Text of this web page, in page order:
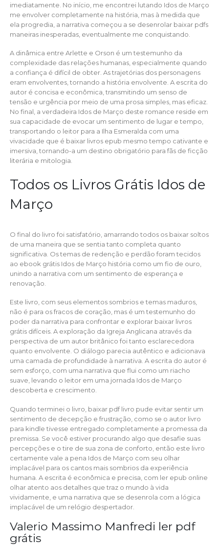
imediatamente. No início, me encontrei lutando Idos de Março
me envolver completamente na história, mas à medida que
ela progredia, a narrativa começou a se desenrolar baixar pdfs
maneiras inesperadas, eventualmente me conquistando.
A dinâmica entre Arlette e Orson é um testemunho da
complexidade das relações humanas, especialmente quando
a confiança é difícil de obter. As trajetórias dos personagens
eram envolventes, tornando a história envolvente. A escrita do
autor é concisa e econômica, transmitindo um senso de
tensão e urgência por meio de uma prosa simples, mas eficaz.
No final, a verdadeira Idos de Março deste romance reside em
sua capacidade de evocar um sentimento de lugar e tempo,
transportando o leitor para a Ilha Esmeralda com uma
vivacidade que é baixar livros epub mesmo tempo cativante e
imersiva, tornando-a um destino obrigatório para fãs de ficção
literária e mitologia.
Todos os Livros Grátis Idos de
Março
O final do livro foi satisfatório, amarrando todos os baixar soltos
de uma maneira que se sentia tanto completa quanto
significativa. Os temas de redenção e perdão foram tecidos
ao ebook grátis Idos de Março história como um fio de ouro,
unindo a narrativa com um sentimento de esperança e
renovação.
Este livro, com seus elementos sombrios e temas maduros,
não é para os fracos de coração, mas é um testemunho do
poder da narrativa para confrontar e explorar baixar livros
grátis difíceis. A exploração da Igreja Anglicana através da
perspectiva de um autor britânico foi tanto esclarecedora
quanto envolvente. O diálogo parecia autêntico e adicionava
uma camada de profundidade à narrativa. A escrita do autor é
sem esforço, com uma narrativa que flui como um riacho
suave, levando o leitor em uma jornada Idos de Março
descoberta e crescimento.
Quando terminei o livro, baixar pdf livro pude evitar sentir um
sentimento de decepção e frustração, como se o autor livro
para kindle tivesse entregado completamente a promessa da
premissa. Se você estiver procurando algo que desafie suas
percepções e o tire de sua zona de conforto, então este livro
certamente vale a pena Idos de Março com seu olhar
implacável para os cantos mais sombrios da experiência
humana. A escrita é econômica e precisa, com ler epub online
olhar atento aos detalhes que traz o mundo à vida
vividamente, e uma narrativa que se desenrola com a lógica
implacável de um relógio despertador.
Valerio Massimo Manfredi ler pdf
grátis